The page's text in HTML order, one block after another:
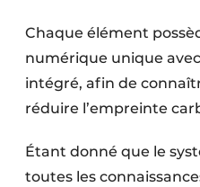
Chaque élément
numérique unique
intégré, afin de
réduire l’empreinte
Étant donné que le
toutes les